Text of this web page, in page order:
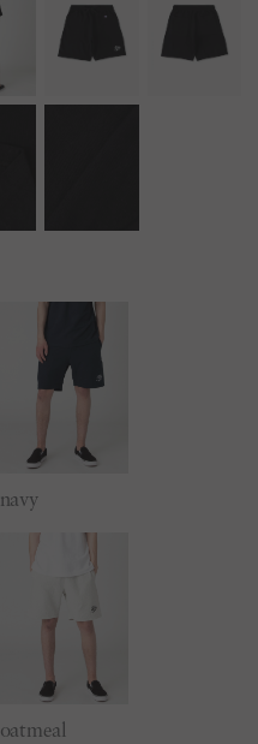
navy
oatmeal